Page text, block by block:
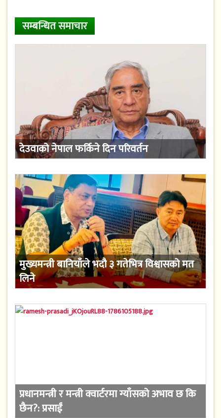
सम्बन्धित समाचार
देउवाको नेपाल फर्किने दिन परिवर्तन
मुख्यमन्त्री बानियाँले भदौ ३ गतेभित्र विश्वासको मत
लिने
प्रधानमन्त्री र मन्त्री क्वार्टरमा ग्याँसको अभाव छ कि
छैन?: प्रसाईं